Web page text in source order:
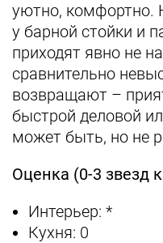
уютно, комфортно.
у барной стойки и
приходят явно не
сравнительно
возвращают –
быстрой деловой
может быть, но не
Оценка (0-3 звезд
Интерьер: *
Кухня: 0